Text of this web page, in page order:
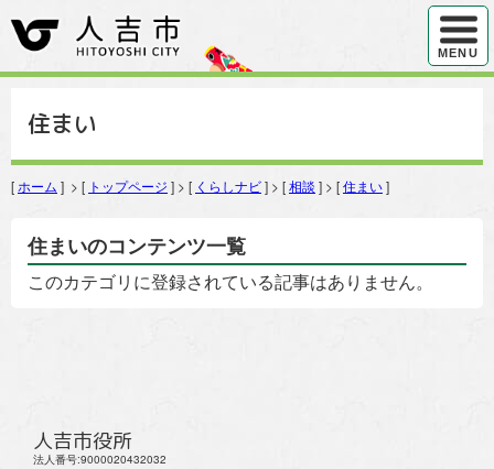
ハンバ
MENU
住まい
[ ホーム ] > [ トップページ ] > [ くらしナビ] > [相談 ] > [住まい]
住まいのコンテンツ一覧
このカテゴリに登録されている記事はありません。
人吉市役所
法人番号:9000020432032